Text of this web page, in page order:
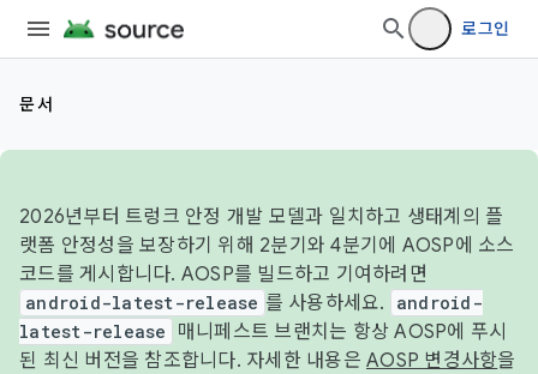
로그인
문서
2026년부터 트렁크 안정 개발 모델과 일치하고 생태계의 플
랫폼 안정성을 보장하기 위해 2분기와 4분기에 AOSP에 소스
코드를 게시합니다. AOSP를 빌드하고 기여하려면
android-latest-release 를 사용하세요.
android-
latest-release
매니페스트 브랜치는 항상 AOSP에 푸시
된 최신 버전을 참조합니다. 자세한 내용은 AOSP 변경사항을